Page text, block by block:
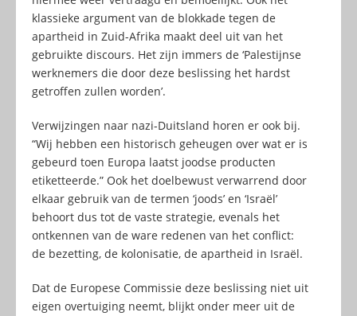
klassieke argument van de blokkade tegen de
apartheid in Zuid-Afrika maakt deel uit van het
gebruikte discours. Het zijn immers de ‘Palestijnse
werknemers die door deze beslissing het hardst
getroffen zullen worden’.
Verwijzingen naar nazi-Duitsland horen er ook bij.
“Wij hebben een historisch geheugen over wat er is
gebeurd toen Europa laatst joodse producten
etiketteerde.” Ook het doelbewust verwarrend door
elkaar gebruik van de termen ‘joods’ en ‘Israël’
behoort dus tot de vaste strategie, evenals het
ontkennen van de ware redenen van het conflict:
de bezetting, de kolonisatie, de apartheid in Israël.
Dat de Europese Commissie deze beslissing niet uit
eigen overtuiging neemt, blijkt onder meer uit de